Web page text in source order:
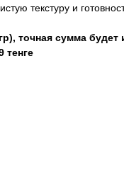
текстуру и
точная сумма будет
тенге